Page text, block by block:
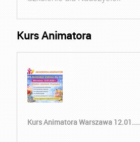
Kurs Animatora
Kurs Animatora Warszawa 12.01....